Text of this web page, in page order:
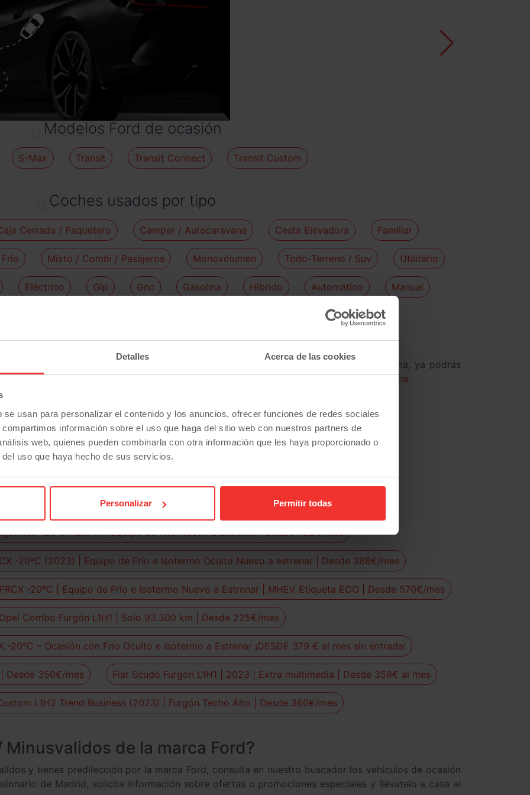
Detalles Acerca de las cookies
usan para personalizar el contenido y los anuncios, ofrecer funciones de redes sociales
información sobre el uso que haga del sitio web con nuestros partners de
web, quienes pueden combinarla con otra información que les haya proporcionado o
uso que haya hecho de sus servicios.
Personalizar Permitir todas
Modelos Ford de ocasión
S-Max Transit Transit Connect Transit Custom
Coches usados por tipo
Cerrada / Paquetero Camper / Autocaravana Cesta Elevadora Familiar
Mixto / Combi / Pasajeros Monovolumen Todo-Terreno / Suv Utilitario
Eléctrico Glp Gnc Gasolina Hibrido Automático Manual
?
coche en el caso de que lo necesites. Que pagar tu vehículo no suponga un problema, ya podrás
coche. Además recuerda que podemos estudiarla financiación solo con DNI y nómina.
mano baratos?
Cochesmás recientes
-20ºC Talla M | Equipo de Frío Nuevo a Estrenar | Desde 433€/mes
-20ºC (2023) | Equipo de Frío e Isotermo Oculto Nuevo a estrenar | Desde 388€/mes
-20ºC | Equipo de Frío e Isotermo Nuevo a Estrenar | MHEV Etiqueta ECO | Desde 570€/mes
Opel Combo Furgón L1H1 | Solo 93.300 km | Desde 225€/mes
-20°C – Ocasión con Frío Oculto e Isotermo a Estrenar ¡DESDE 379 € al mes sin entrada!
Desde 350€/mes Fiat Scudo Furgon L1H1 | 2023 | Extra multimedia | Desde 358€ al mes
L1H2 Trend Business (2023) | Furgón Techo Alto | Desde 360€/mes
de la marca Ford?
y tienes predilección por la marca Ford, consulta en nuestro buscador los vehículos de ocasión
de Madrid, solicita información sobre ofertas o promociones especiales y llévatelo a casa al